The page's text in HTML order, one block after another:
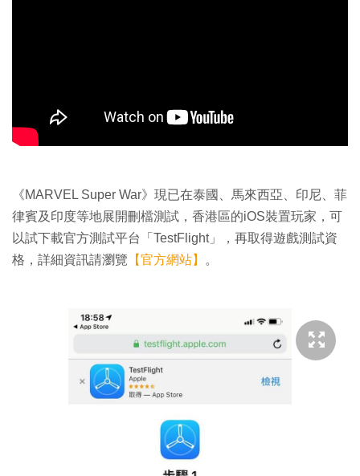
《MARVEL Super War》現已在泰國、馬來西亞、印尼、菲
律賓及印度等地展開刪檔測試，香港區的iOS裝置玩家，可
以試下載官方測試平台「TestFlight」，再取得遊戲測試資
格，詳細資訊請瀏覽 【官方網站】 。